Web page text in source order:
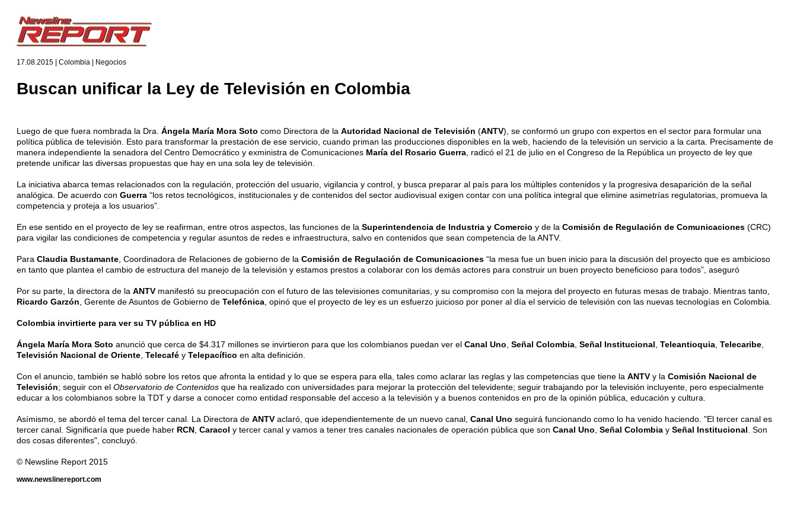
17.08.2015 | Colombia | Negocios
Buscan unificar la Ley de Televisión en Colombia
Luego de que fuera nombrada la Dra. Ángela María Mora Soto como Directora de la Autoridad Nacional de Televisión (ANTV), se conformó un grupo con expertos en el sector para formular una
política pública de televisión. Esto para transformar la prestación de ese servicio, cuando priman las producciones disponibles en la web, haciendo de la televisión un servicio a la carta. Precisamente de
manera independiente la senadora del Centro Democrático y exministra de Comunicaciones María del Rosario Guerra , radicó el 21 de julio en el Congreso de la República un proyecto de ley que
pretende unificar las diversas propuestas que hay en una sola ley de televisión.
La iniciativa abarca temas relacionados con la regulación, protección del usuario, vigilancia y control, y busca preparar al país para los múltiples contenidos y la progresiva desaparición de la señal
analógica. De acuerdo con Guerra “los retos tecnológicos, institucionales y de contenidos del sector audiovisual exigen contar con una política integral que elimine asimetrías regulatorias, promueva la
competencia y proteja a los usuarios”.
En ese sentido en el proyecto de ley se reafirman, entre otros aspectos, las funciones de la Superintendencia de Industria y Comercio y de la Comisión de Regulación de Comunicaciones (CRC)
para vigilar las condiciones de competencia y regular asuntos de redes e infraestructura, salvo en contenidos que sean competencia de la ANTV.
Para Claudia Bustamante , Coordinadora de Relaciones de gobierno de la Comisión de Regulación de Comunicaciones “la mesa fue un buen inicio para la discusión del proyecto que es ambicioso
en tanto que plantea el cambio de estructura del manejo de la televisión y estamos prestos a colaborar con los demás actores para construir un buen proyecto beneficioso para todos”, aseguró
Por su parte, la directora de la ANTV manifestó su preocupación con el futuro de las televisiones comunitarias, y su compromiso con la mejora del proyecto en futuras mesas de trabajo. Mientras tanto,
Ricardo Garzón , Gerente de Asuntos de Gobierno de Telefónica , opinó que el proyecto de ley es un esfuerzo juicioso por poner al día el servicio de televisión con las nuevas tecnologías en Colombia.
Colombia invirtierte para ver su TV pública en HD
Ángela María Mora Soto anunció que cerca de $4.317 millones se invirtieron para que los colombianos puedan ver el Canal Uno Señal Colombia Señal Institucional Teleantioquia Telecaribe
Televisión Nacional de Oriente Telecafé y Telepacífico en alta definición.
Con el anuncio, también se habló sobre los retos que afronta la entidad y lo que se espera para ella, tales como aclarar las reglas y las competencias que tiene la ANTV y la Comisión Nacional de
Televisión; seguir con el Observatorio de Contenidos que ha realizado con universidades para mejorar la protección del televidente; seguir trabajando por la televisión incluyente, pero especialmente
educar a los colombianos sobre la TDT y darse a conocer como entidad responsable del acceso a la televisión y a buenos contenidos en pro de la opinión pública, educación y cultura.
Asímismo, se abordó el tema del tercer canal. La Directora de ANTV aclaró, que idependientemente de un nuevo canal, Canal Uno seguirá funcionando como lo ha venido haciendo. "El tercer canal es
tercer canal. Significaría que puede haber RCN Caracol y tercer canal y vamos a tener tres canales nacionales de operación pública que son Canal Uno Señal Colombia y Señal Institucional . Son
dos cosas diferentes", concluyó.
© Newsline Report 2015
www.newslinereport.com